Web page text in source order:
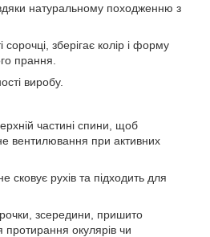
натуральному походженню з
сорочці, зберігає колір і форму
прання.
виробу.
частині спини, щоб
вентилювання при активних
сковує рухів та підходить для
зсередини, пришито
протирання окулярів чи